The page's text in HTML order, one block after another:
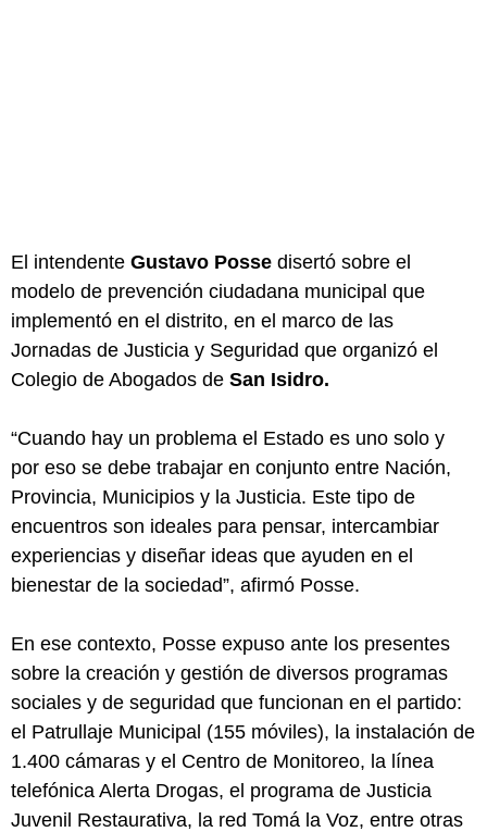
El intendente Gustavo Posse disertó sobre el
modelo de prevención ciudadana municipal que
implementó en el distrito, en el marco de las
Jornadas de Justicia y Seguridad que organizó el
Colegio de Abogados de San Isidro.
“Cuando hay un problema el Estado es uno solo y
por eso se debe trabajar en conjunto entre Nación,
Provincia, Municipios y la Justicia. Este tipo de
encuentros son ideales para pensar, intercambiar
experiencias y diseñar ideas que ayuden en el
bienestar de la sociedad”, afirmó Posse.
En ese contexto, Posse expuso ante los presentes
sobre la creación y gestión de diversos programas
sociales y de seguridad que funcionan en el partido:
el Patrullaje Municipal (155 móviles), la instalación de
1.400 cámaras y el Centro de Monitoreo, la línea
telefónica Alerta Drogas, el programa de Justicia
Juvenil Restaurativa, la red Tomá la Voz, entre otras